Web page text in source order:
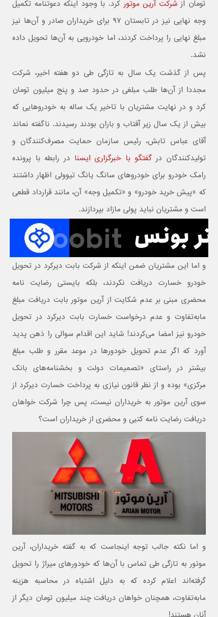
تومان از شرکت آرین موتور کرد. با وجود اینکه دعوتنامه تکمیل
وجه نهایی نیز در تابستان ۹۷ برای خریداران صادر و آن‌ها نیز
مبلغ نهایی را پرداخت کردند، اما خودرویی به آن‌ها تحویل داده
نشد.
پس از گذشت یک سال به تازگی طی دو هفته اخیر، شرکت
مجددا از آن‌ها طلب مبلغی در حدود صد و پنج میلیون تومان
کرد و در نهایت مشتریان با تاخیر یک ساله به خودروهایی که
بیش از یک سال زیر آفتاب و باران بودند رسیدند. ناگفته نماند
آقای عباس تابش، رئیس سازمان حمایت مصرف‌کنندگان و
تولیدکنندگان درگفتگو با خبرگزاری ایسنا در رابطه با پرونده
رامک خودرو برای خودروهای سانگ یانگ تیوولی اظهار داشتند
که «پیش خرید خودرو» و «تکمیل وجه» آن،‌ مانند قرارداد قطعی
است و مشتریان نباید پولی مازاد بپردازند.
و اما این مشتریان ضمن اینکه از شرکت بابت دیرکرد در تحویل
خودرو خسارت دریافت نکردند، بلکه بایستی رضایت نامه
محضری مبنی بر عدم شکایت از آرین موتور بابت دریافت مبلغ
مابه‌تفاوت و عدم درخواست خسارت بابت دیرکرد در تحویل
خودرو نیز امضا می‌کردند! شاید این اقدام سوالی را ذهن پدید
آورد که اگر عدم تحویل خودورها در موعد مقرر و طلب مبلغ
بیشتر در راستای «تصمیمات دولت و بخشنامه‌های بانک
مرکزی» بوده و از نظر قانون نیازی به پرداخت خسارت دیرکرد از
سوی آرین موتور به خریداران نیست، پس چرا شرکت خواهان
دریافت رضایت نامه کتبی و محضری از خریداران است؟
و اما نکته جالب توجه اینجاست که به گفته خریداران، آرین
موتور به تازگی طی تماس با آن‌ها که خودورهای میراژ را تحویل
گرفته‌اند اعلام کرده که به دلیل اشتباه در محاسبه هزینه
مابه‌تفاوت، همچنان خواهان دریافت چند میلیون تومان دیگر از